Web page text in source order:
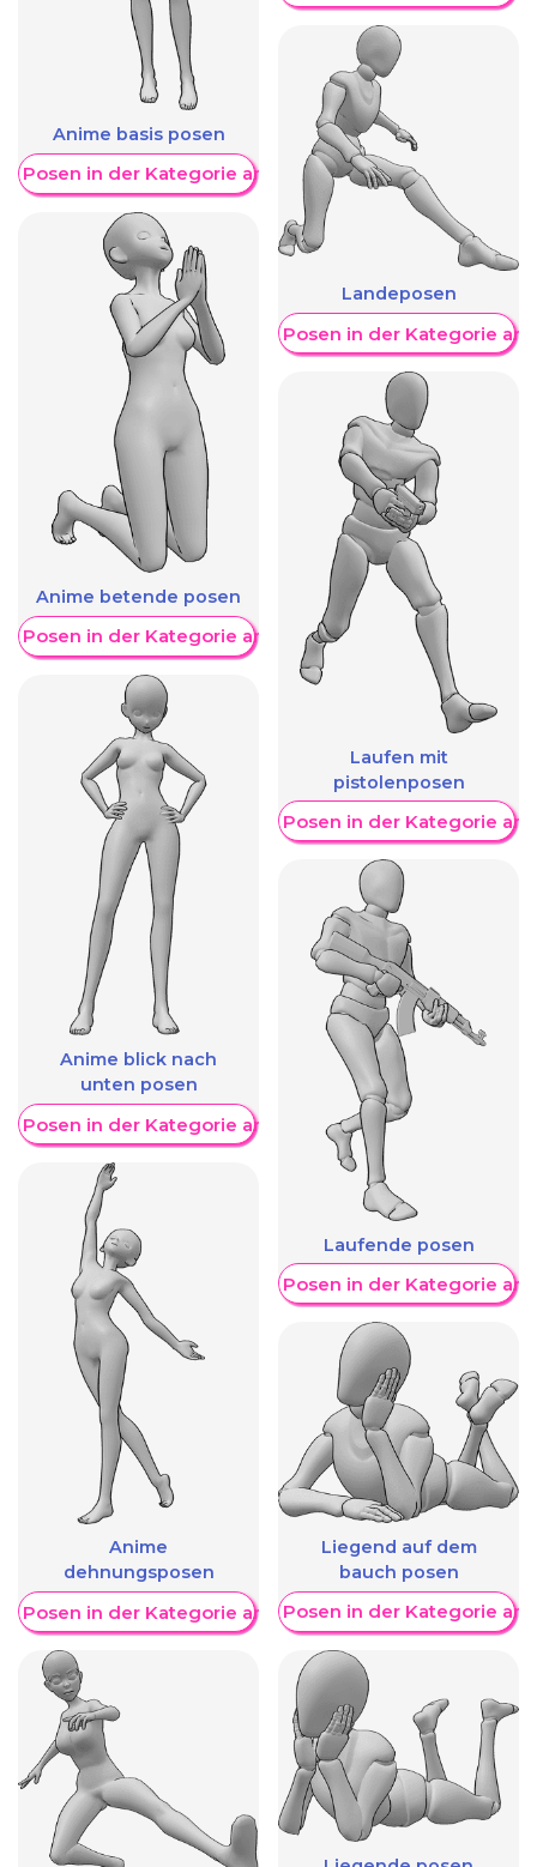
Anime basis posen
Posen in der Kategorie anzeigen
Anime betende posen
Posen in der Kategorie anzeigen
Anime blick nach
unten posen
Posen in der Kategorie anzeigen
Anime
dehnungsposen
Posen in der Kategorie anzeigen
Landeposen
Weitere Posen in der Kategorie
Laufen mit
pistolenposen
Weitere Posen in der Kategorie
Laufende posen
Weitere Posen in der Kategorie
Liegend auf dem
bauch posen
Weitere Posen in der Kategorie